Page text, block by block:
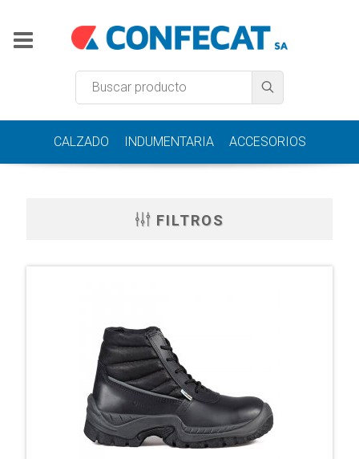
CALZADO INDUMENTARIA ACCESORIOS
FILTROS